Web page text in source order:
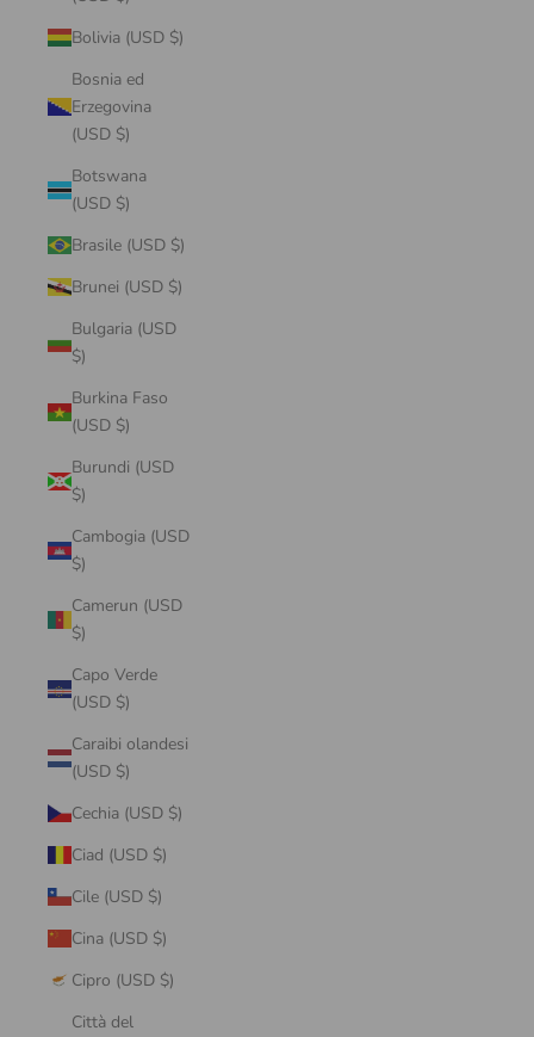
Bolivia (USD $)
Bosnia ed
Erzegovina
(USD $)
Botswana
(USD $)
Brasile (USD $)
Brunei (USD $)
Bulgaria (USD
$)
Burkina Faso
(USD $)
Burundi (USD
$)
Cambogia (USD
$)
Camerun (USD
$)
Capo Verde
(USD $)
Caraibi olandesi
(USD $)
Cechia (USD $)
Ciad (USD $)
Cile (USD $)
Cina (USD $)
Cipro (USD $)
Città del